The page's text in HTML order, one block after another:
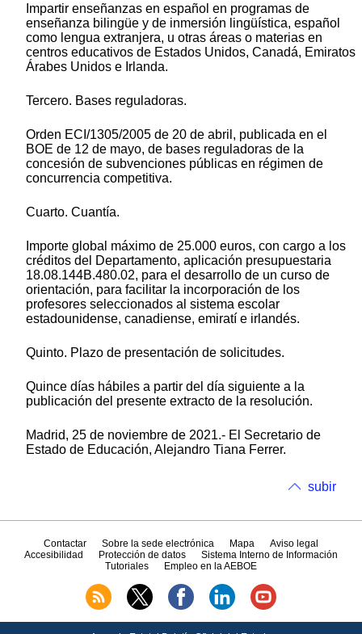
Impartir enseñanzas en español en programas de
enseñanza bilingüe y de inmersión lingüística, español
como lengua extranjera, u otras áreas o materias en
centros educativos de Estados Unidos, Canadá, Emiratos
Árabes Unidos e Irlanda.
Tercero. Bases reguladoras.
Orden ECI/1305/2005 de 20 de abril, publicada en el
BOE de 12 de mayo, de bases reguladoras de la
concesión de subvenciones públicas en régimen de
concurrencia competitiva.
Cuarto. Cuantía.
Importe global máximo de 25.000 euros, con cargo a los
créditos del Departamento, aplicación presupuestaria
18.08.144B.480.02, para el desarrollo de un curso de
orientación, para facilitar la incorporación de los
profesores seleccionados al sistema escolar
estadounidense, canadiense, emiratí e irlandés.
Quinto. Plazo de presentación de solicitudes.
Quince días hábiles a partir del día siguiente a la
publicación del presente extracto de la resolución.
Madrid, 25 de noviembre de 2021.- El Secretario de
Estado de Educación, Alejandro Tiana Ferrer.
subir
Contactar Sobre la sede electrónica Mapa
Aviso legal
Accesibilidad
Protección de datos
Sistema Interno de Información
Tutoriales
Empleo en la AEBOE